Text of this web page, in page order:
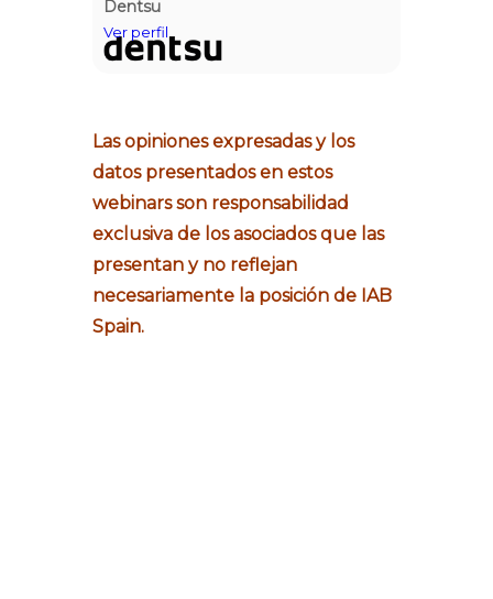
Dentsu
Las opiniones expresadas y los
datos presentados en estos
webinars son responsabilidad
exclusiva de los asociados que las
presentan y no reflejan
necesariamente la posición de IAB
Spain.